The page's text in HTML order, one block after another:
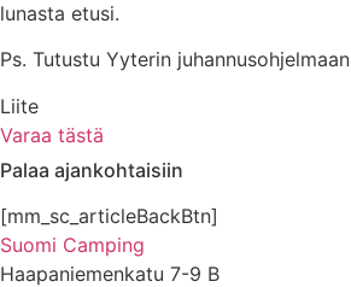
lunasta etusi.
Ps. Tutustu Yyterin juhannusohjelmaan
Liite
Varaa tästä
Palaa ajankohtaisiin
[mm_sc_articleBackBtn]
Suomi Camping
Haapaniemenkatu 7-9 B